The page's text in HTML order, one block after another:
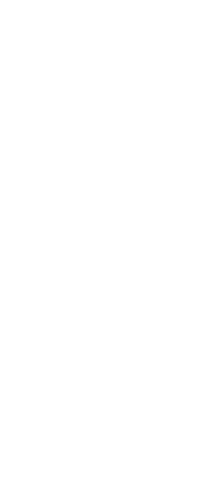
Hoops.
auch Ceramic Schutz